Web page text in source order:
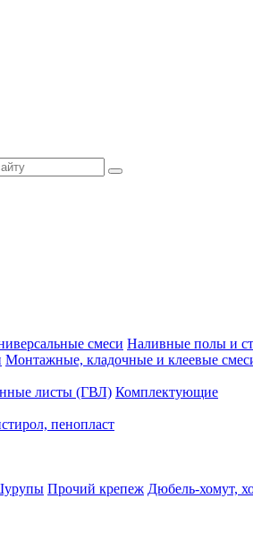
смеси Наливные полы и
Монтажные, кладочные и клеевые
листы (ГВЛ) Комплектующие
пенопласт
Прочий крепеж Дюбель-хомут,